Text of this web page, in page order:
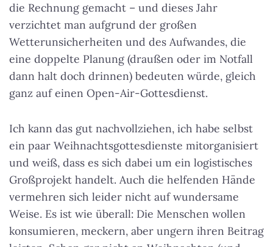
die Rechnung gemacht – und dieses Jahr
verzichtet man aufgrund der großen
Wetterunsicherheiten und des Aufwandes, die
eine doppelte Planung (draußen oder im Notfall
dann halt doch drinnen) bedeuten würde, gleich
ganz auf einen Open-Air-Gottesdienst.
Ich kann das gut nachvollziehen, ich habe selbst
ein paar Weihnachtsgottesdienste mitorganisiert
und weiß, dass es sich dabei um ein logistisches
Großprojekt handelt. Auch die helfenden Hände
vermehren sich leider nicht auf wundersame
Weise. Es ist wie überall: Die Menschen wollen
konsumieren, meckern, aber ungern ihren Beitrag